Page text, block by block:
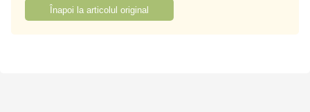
Înapoi la articolul original